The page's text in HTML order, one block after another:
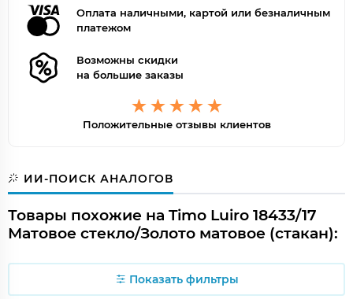
Оплата наличными, картой или безналичным
платежом
Возможны скидки
на большие заказы
Положительные отзывы клиентов
ИИ-ПОИСК АНАЛОГОВ
Товары похожие на Timo Luiro 18433/17
Матовое стекло/Золото матовое (стакан):
Показать фильтры